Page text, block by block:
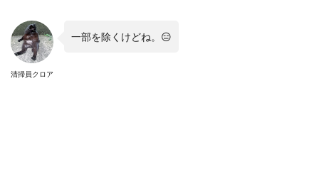
清掃員クロア
一部を除くけどね。😑